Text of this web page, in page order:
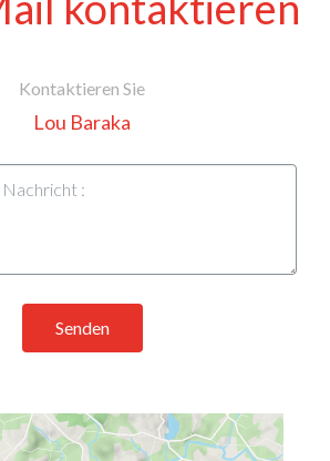
Kontaktieren Sie
Lou Baraka
Senden